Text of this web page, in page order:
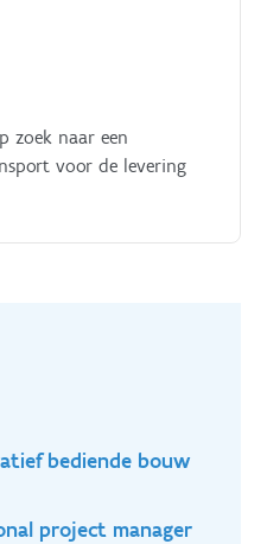
zoek naar een
voor de levering
bediende bouw
project manager